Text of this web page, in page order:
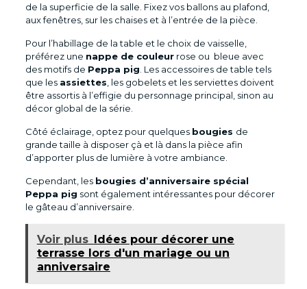
de la superficie de la salle. Fixez vos ballons au plafond,
aux fenêtres, sur les chaises et à l’entrée de la pièce.
Pour l’habillage de la table et le choix de vaisselle,
préférez une nappe de couleurrose ou bleue avec
des motifs de Peppa pig . Les accessoires de table tels
que les assiettes , les gobelets et les serviettes doivent
être assortis à l’effigie du personnage principal, sinon au
décor global de la série.
Côté éclairage, optez pour quelques bougies de
grande taille à disposer çà et là dans la pièce afin
d’apporter plus de lumière à votre ambiance.
Cependant, les bougies d’anniversaire spécial
Peppa pig sont également intéressantes pour décorer
le gâteau d’anniversaire.
Voir plus Idées pour décorer une
terrasse lors d'un mariage ou un
anniversaire